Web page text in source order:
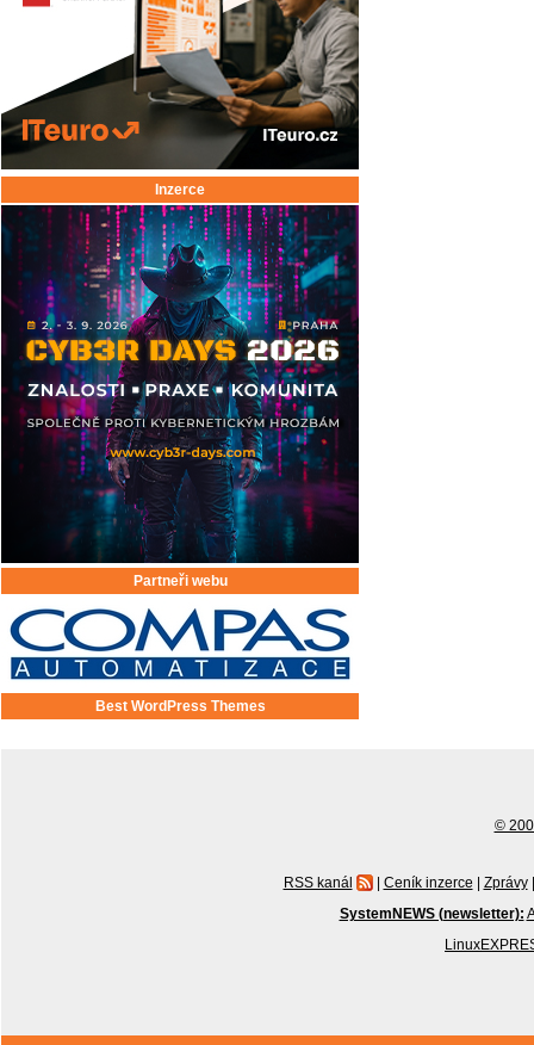
Inzerce
Partneři webu
Best WordPress Themes
©
RSS kanál | Ceník inzerce | Zprávy |
SystemNEWS (newsletter):